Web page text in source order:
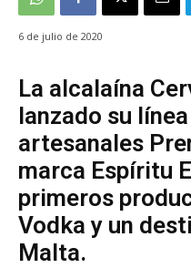
6 de julio de 2020
La alcalaína
lanzado su
artesanales
marca Espíritu
primeros
Vodka y un
Malta.